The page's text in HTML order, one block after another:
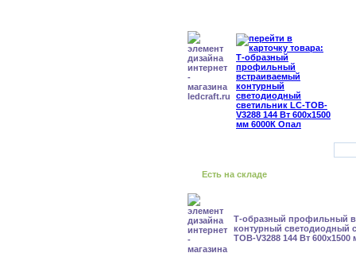
Есть на складе
Т-образный профильный
контурный светодиодный
TOB-V3288 144 Вт